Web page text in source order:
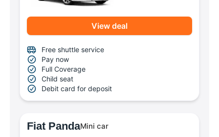
View deal
Free shuttle service
Pay now
Full Coverage
Child seat
Debit card for deposit
Fiat PandaMini car